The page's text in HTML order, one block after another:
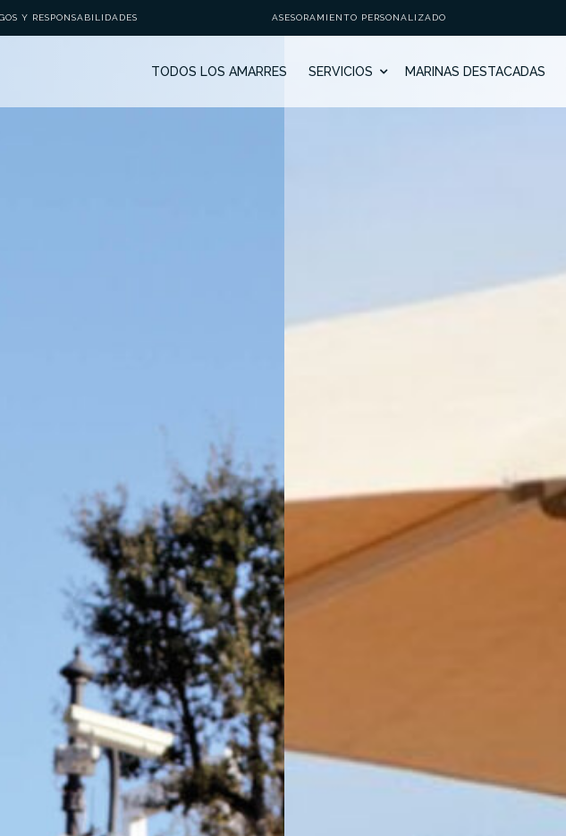
Y RESPONSABILIDADES ASESORAMIENTO PERSONALIZADO
TODOS LOS AMARRES SERVICIOS MARINAS DESTACADAS